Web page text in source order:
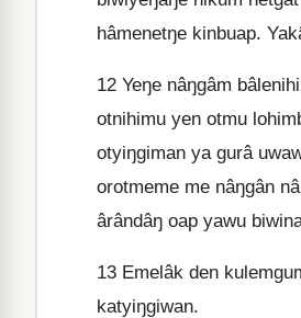
hâmenetŋe kinbuap.
12 Yeŋe nâŋgâm
otnihimu yen otmu
otyiŋgiman ya gurâ
orotmeme me nâŋgân
ârândâŋ oap yawu
13 Emelâk den
katyiŋgiwan.